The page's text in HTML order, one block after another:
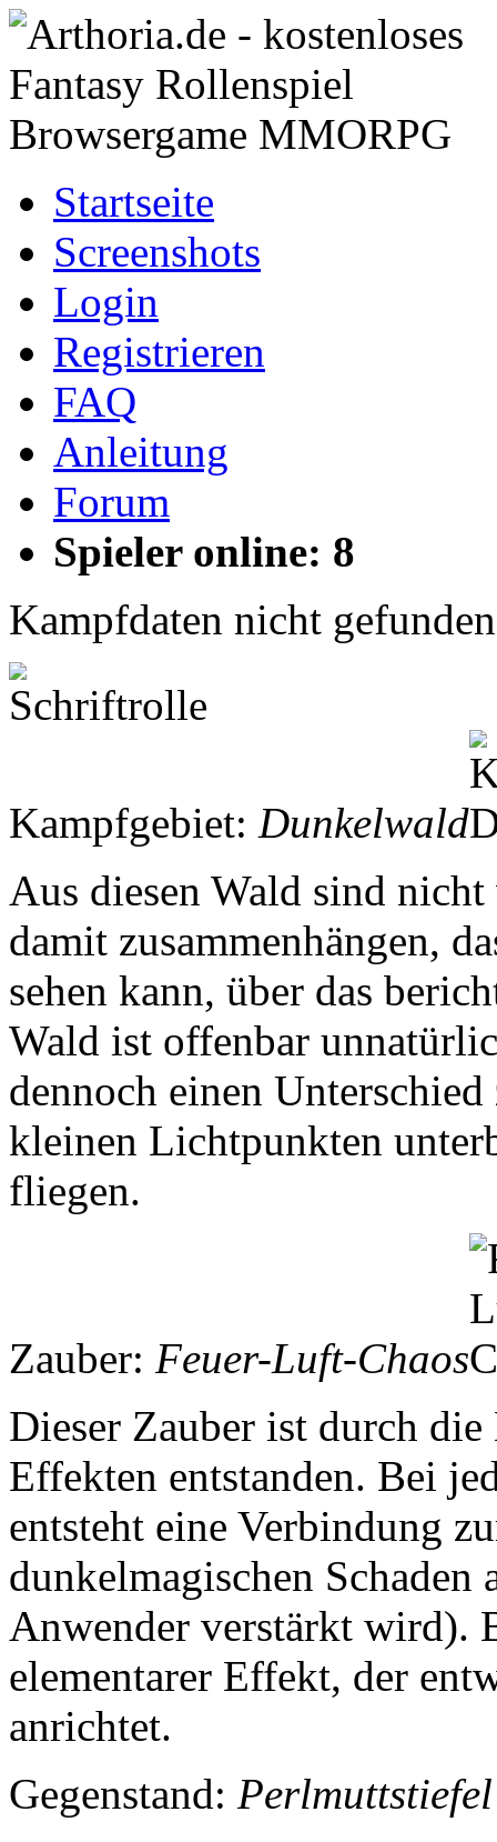
Startseite
Screenshots
Login
Registrieren
FAQ
Anleitung
Forum
Spieler online: 8
Kampfdaten nicht
Kampfgebiet: Dunkelwald
Aus diesen Wald sind
damit zusammenhängen,
sehen kann, über das
Wald ist offenbar
dennoch einen
kleinen Lichtpunkten
fliegen.
Zauber: Feuer-Luft-Chaos
Dieser Zauber ist durch
Effekten entstanden. Bei
entsteht eine Verbindung
dunkelmagischen
Anwender verstärkt wird).
elementarer Effekt, der
anrichtet.
Gegenstand: Perlmuttstiefel